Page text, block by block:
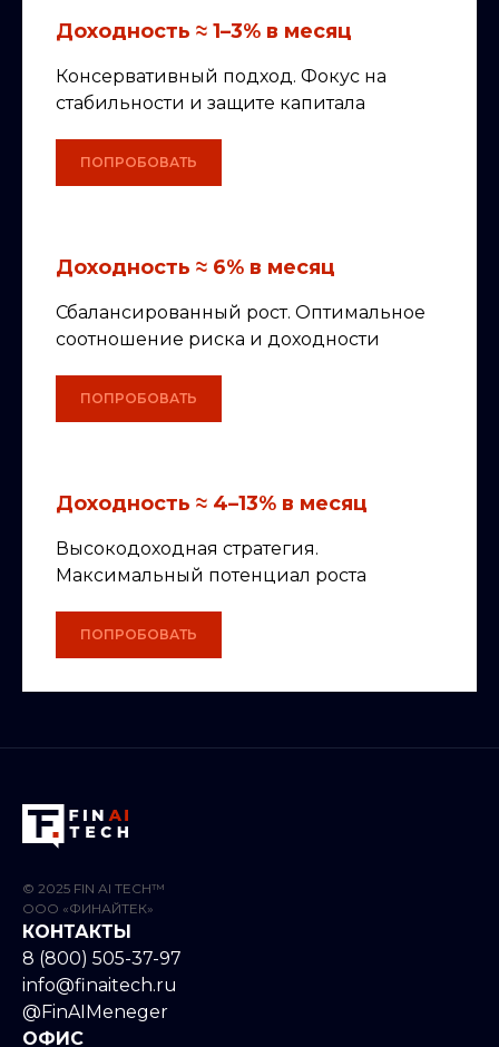
Доходность ≈ 1–3% в месяц
Консервативный подход. Фокус на
стабильности и защите капитала
ПОПРОБОВАТЬ
Доходность ≈ 6% в месяц
Сбалансированный рост. Оптимальное
соотношение риска и доходности
ПОПРОБОВАТЬ
Доходность ≈ 4–13% в месяц
Высокодоходная стратегия.
Максимальный потенциал роста
ПОПРОБОВАТЬ
© 2025 FIN AI TECH™
ООО «ФИНАЙТЕК»
КОНТАКТЫ
8 (800) 505-37-97
info@finaitech.ru
@FinAIMeneger
ОФИС